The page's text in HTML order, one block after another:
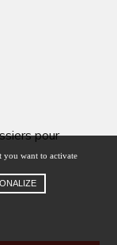
pour
you want to activate